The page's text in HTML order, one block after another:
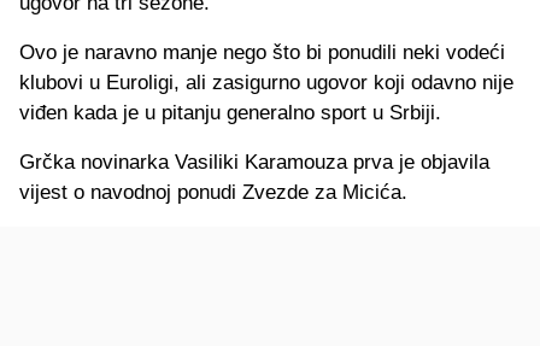
Ovo je naravno manje nego što bi ponudili neki vodeći
klubovi u Euroligi, ali zasigurno ugovor koji odavno nije
viđen kada je u pitanju generalno sport u Srbiji.
Grčka novinarka Vasiliki Karamouza prva je objavila
vijest o navodnoj ponudi Zvezde za Micića.